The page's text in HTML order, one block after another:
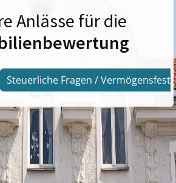
Anlässe für die
Steuerliche Fragen /